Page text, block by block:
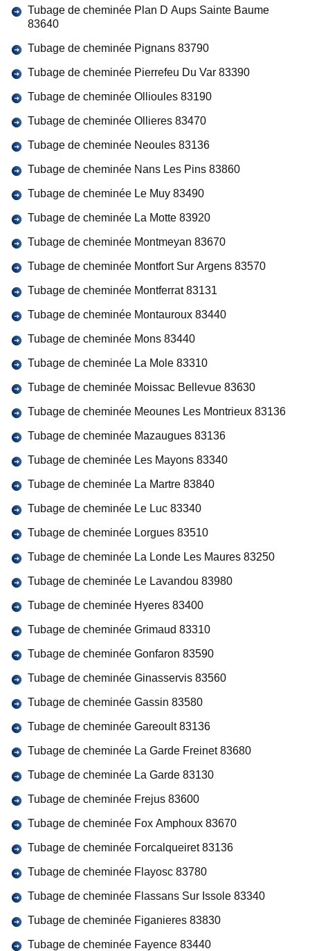
Tubage de cheminée Plan D Aups Sainte Baume
83640
Tubage de cheminée Pignans 83790
Tubage de cheminée Pierrefeu Du Var 83390
Tubage de cheminée Ollioules 83190
Tubage de cheminée Ollieres 83470
Tubage de cheminée Neoules 83136
Tubage de cheminée Nans Les Pins 83860
Tubage de cheminée Le Muy 83490
Tubage de cheminée La Motte 83920
Tubage de cheminée Montmeyan 83670
Tubage de cheminée Montfort Sur Argens 83570
Tubage de cheminée Montferrat 83131
Tubage de cheminée Montauroux 83440
Tubage de cheminée Mons 83440
Tubage de cheminée La Mole 83310
Tubage de cheminée Moissac Bellevue 83630
Tubage de cheminée Meounes Les Montrieux 83136
Tubage de cheminée Mazaugues 83136
Tubage de cheminée Les Mayons 83340
Tubage de cheminée La Martre 83840
Tubage de cheminée Le Luc 83340
Tubage de cheminée Lorgues 83510
Tubage de cheminée La Londe Les Maures 83250
Tubage de cheminée Le Lavandou 83980
Tubage de cheminée Hyeres 83400
Tubage de cheminée Grimaud 83310
Tubage de cheminée Gonfaron 83590
Tubage de cheminée Ginasservis 83560
Tubage de cheminée Gassin 83580
Tubage de cheminée Gareoult 83136
Tubage de cheminée La Garde Freinet 83680
Tubage de cheminée La Garde 83130
Tubage de cheminée Frejus 83600
Tubage de cheminée Fox Amphoux 83670
Tubage de cheminée Forcalqueiret 83136
Tubage de cheminée Flayosc 83780
Tubage de cheminée Flassans Sur Issole 83340
Tubage de cheminée Figanieres 83830
Tubage de cheminée Fayence 83440